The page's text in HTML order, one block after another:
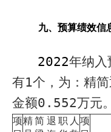
九、预算绩效信
2022年纳入
有1个，为：精
金额0.552万元。
项精简退职人 项